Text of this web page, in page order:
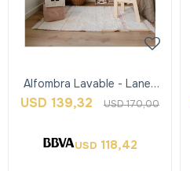
Alfombra Lavable - Lanes
Vintage Nude Pink - Xs -
USD 139,32 USD170,00
USD 118,42